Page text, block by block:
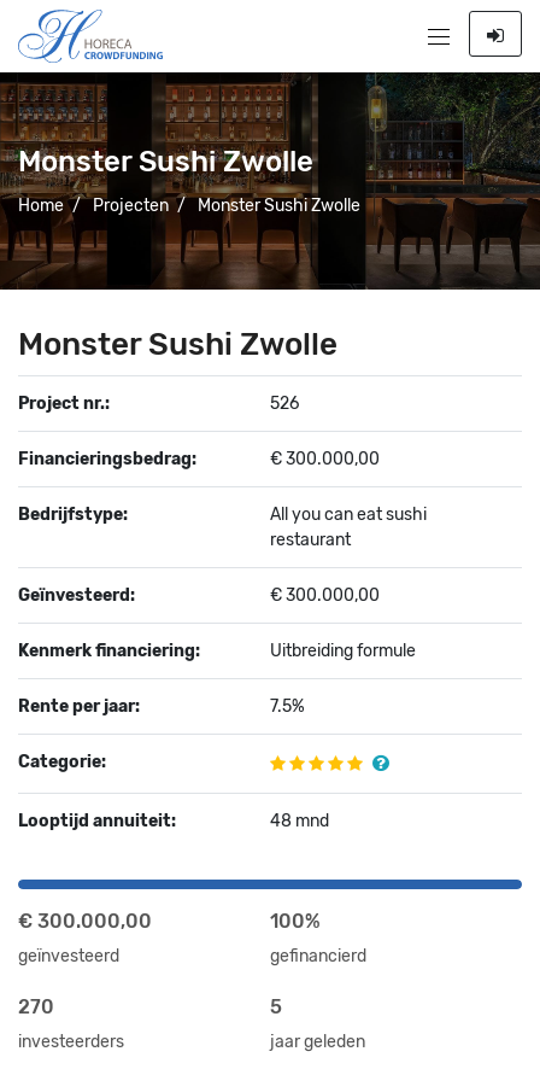
Monster Sushi Zwolle
Home / Projecten / Monster Sushi Zwolle
Monster Sushi Zwolle
Project nr.: 526
Financieringsbedrag: € 300.000,00
Bedrijfstype:
All you can eat sushi
restaurant
Geïnvesteerd: € 300.000,00
Kenmerk financiering: Uitbreiding formule
Rente per jaar: 7.5%
Categorie:
Looptijd annuiteit: 48 mnd
€ 300.000,00
geïnvesteerd
100%
gefinancierd
270
investeerders
5
jaar geleden